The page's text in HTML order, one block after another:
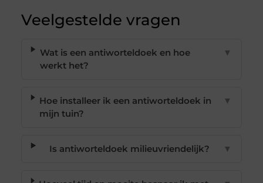
Veelgestelde vragen
Wat is een antiworteldoek en hoe
werkt het?
▼
Hoe installeer ik een antiworteldoek in
mijn tuin?
▼
Is antiworteldoek milieuvriendelijk? ▼